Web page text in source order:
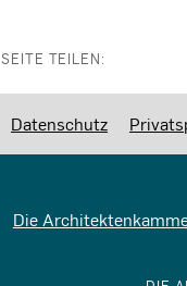
SEITE TEILEN:
Datenschutz
Die